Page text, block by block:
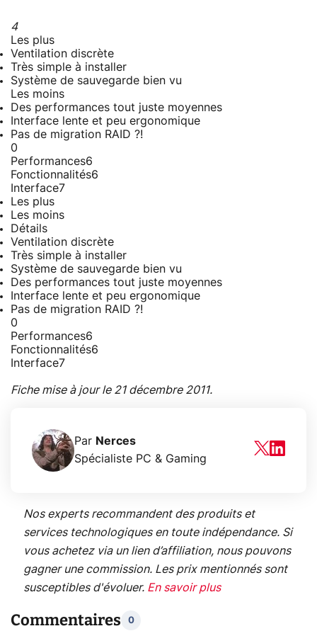
4
Les plus
Ventilation discrète
Très simple à installer
Système de sauvegarde bien vu
Les moins
Des performances tout juste moyennes
Interface lente et peu ergonomique
Pas de migration RAID ?!
0
Performances6
Fonctionnalités6
Interface7
Les plus
Les moins
Détails
Ventilation discrète
Très simple à installer
Système de sauvegarde bien vu
Des performances tout juste moyennes
Interface lente et peu ergonomique
Pas de migration RAID ?!
0
Performances6
Fonctionnalités6
Interface7
Fiche mise à jour le 21 décembre 2011.
Par Nerces
Spécialiste PC & Gaming
Nos experts recommandent des produits et
services technologiques en toute indépendance. Si
vous achetez via un lien d’affiliation, nous pouvons
gagner une commission. Les prix mentionnés sont
susceptibles d'évoluer. En savoir plus
Commentaires 0